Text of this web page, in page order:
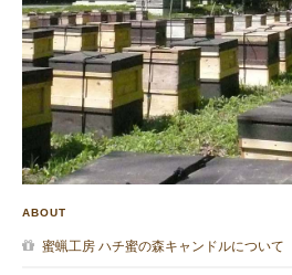
ABOUT
蜜蝋工房 ハチ蜜の森キャンドルについて